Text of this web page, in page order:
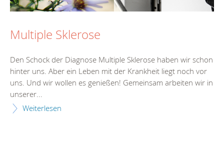
Multiple Sklerose
Den Schock der Diagnose Multiple Sklerose haben wir schon
hinter uns. Aber ein Leben mit der Krankheit liegt noch vor
uns. Und wir wollen es genießen! Gemeinsam arbeiten wir in
unserer...
Weiterlesen